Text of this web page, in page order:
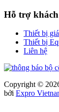
Hỗ trợ
Thiết bị
Thiết bị
Liên hệ
Copyright ©
bởi Expro